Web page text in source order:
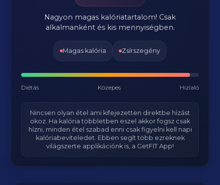
Nagyon magas kalóriatartalom! Csak
alkalmanként és kis mennyiségben.
Magas kalória Zsírszegény
Diétás Közepes Hizlaló
Nincsen olyan étel ami kifejezetten direktbe hízást
okoz. Ha kalória többletben eszel akkor fogsz csak
hízni, minden étel szabad enni csak figyelni kell napi
kalóriabeviteledet. Ebben segít több ezreknek
világszerte applikációnk is, a GetFIT App!